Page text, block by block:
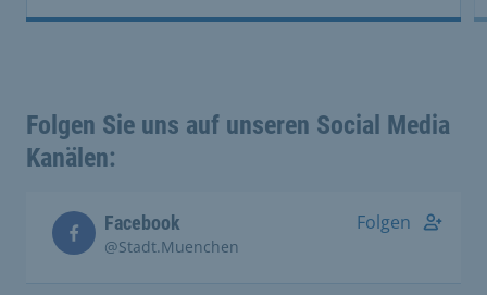
Folgen Sie uns auf unseren Social Media
Kanälen:
Facebook
@Stadt.Muenchen
Folgen